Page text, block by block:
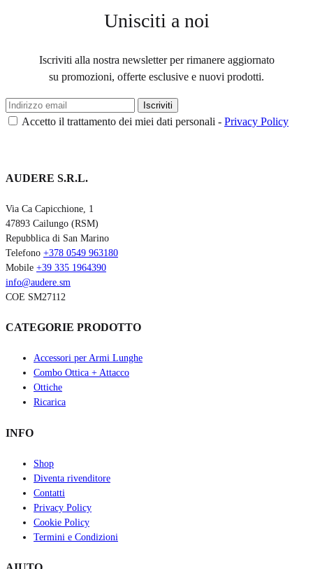
Unisciti a noi
Iscriviti alla nostra newsletter per rimanere aggiornato
su promozioni, offerte esclusive e nuovi prodotti.
Accetto il trattamento dei miei dati personali - Privacy Policy
AUDERE S.R.L.
Via Ca Capicchione, 1
47893 Cailungo (RSM)
Repubblica di San Marino
Telefono +378 0549 963180
Mobile +39 335 1964390
info@audere.sm
COE SM27112
CATEGORIE PRODOTTO
Accessori per Armi Lunghe
Combo Ottica + Attacco
Ottiche
Ricarica
INFO
Shop
Diventa rivenditore
Contatti
Privacy Policy
Cookie Policy
Termini e Condizioni